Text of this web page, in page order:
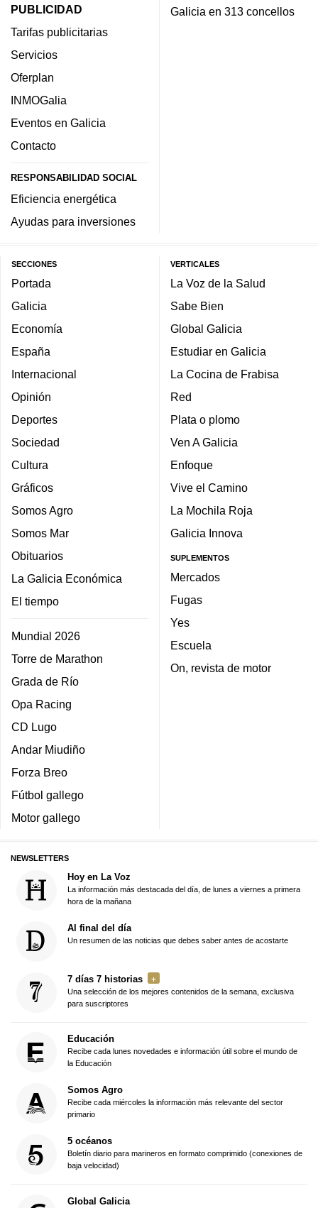
PUBLICIDAD
Tarifas publicitarias
Servicios
Oferplan
INMOGalia
Eventos en Galicia
Contacto
RESPONSABILIDAD SOCIAL
Eficiencia energética
Ayudas para inversiones
Galicia en 313 concellos
SECCIONES
Portada
Galicia
Economía
España
Internacional
Opinión
Deportes
Sociedad
Cultura
Gráficos
Somos Agro
Somos Mar
Obituarios
La Galicia Económica
El tiempo
Mundial 2026
Torre de Marathon
Grada de Río
Opa Racing
CD Lugo
Andar Miudiño
Forza Breo
Fútbol gallego
Motor gallego
VERTICALES
La Voz de la Salud
Sabe Bien
Global Galicia
Estudiar en Galicia
La Cocina de Frabisa
Red
Plata o plomo
Ven A Galicia
Enfoque
Vive el Camino
La Mochila Roja
Galicia Innova
SUPLEMENTOS
Mercados
Fugas
Yes
Escuela
On, revista de motor
NEWSLETTERS
Hoy en La Voz
La información más destacada del día, de lunes a viernes a primera
hora de la mañana
Al final del día
Un resumen de las noticias que debes saber antes de acostarte
7 días 7 historias
Una selección de los mejores contenidos de la semana, exclusiva
para suscriptores
Educación
Recibe cada lunes novedades e información útil sobre el mundo de
la Educación
Somos Agro
Recibe cada miércoles la información más relevante del sector
primario
5 océanos
Boletín diario para marineros en formato comprimido (conexiones de
baja velocidad)
Global Galicia